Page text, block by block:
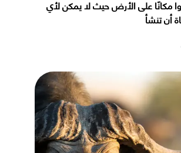
مكانًا على الأرض حيث لا يمكن لأي
أن تنشأ